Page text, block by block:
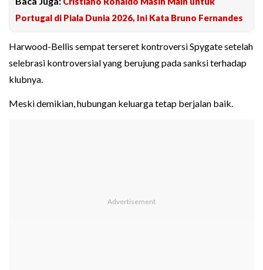
Portugal di Piala Dunia 2026, Ini Kata Bruno Fernandes
Harwood-Bellis sempat terseret kontroversi Spygate setelah
selebrasi kontroversial yang berujung pada sanksi terhadap
klubnya.
Meski demikian, hubungan keluarga tetap berjalan baik.